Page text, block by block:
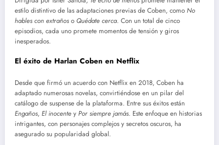
estilo distintivo de las adaptaciones previas de Coben, como No
hables con extraños o Quédate cerca. Con un total de cinco
episodios, cada uno promete momentos de tensión y giros
inesperados.
El éxito de Harlan Coben en Netflix
Desde que firmó un acuerdo con Netflix en 2018, Coben ha
adaptado numerosas novelas, convirtiéndose en un pilar del
catálogo de suspense de la plataforma. Entre sus éxitos están
Engaños, El inocente y Por siempre jamás. Este enfoque en historias
intrigantes, con personajes complejos y secretos oscuros, ha
asegurado su popularidad global.